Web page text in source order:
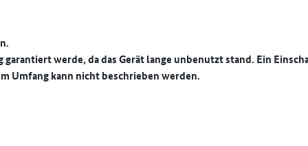
werde, da das Gerät lange unbenutzt stand. Ein
Umfang kann nicht beschrieben werden.